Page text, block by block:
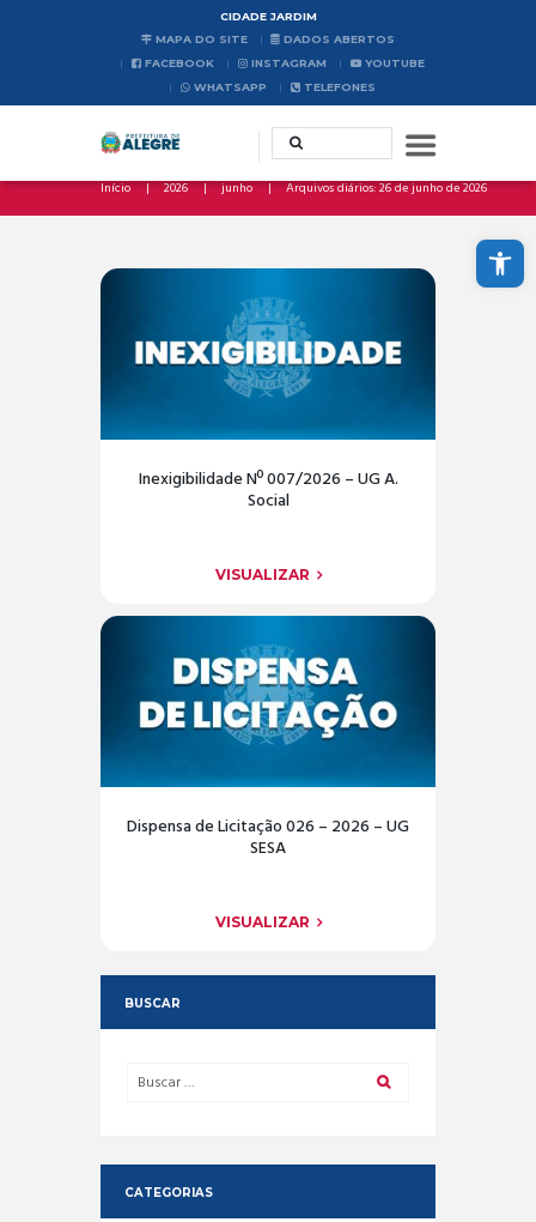
Abrir a barra de ferramentas
CIDADE JARDIM
MAPA DO SITE
DADOS ABERTOS
FACEBOOK
INSTAGRAM
YOUTUBE
WHATSAPP
TELEFONES
Início 2026 junho Arquivos diários: 26 de junho de 2026
Inexigibilidade Nº 007/2026 – UG A.
Social
VISUALIZAR
Dispensa de Licitação 026 – 2026 – UG
SESA
VISUALIZAR
BUSCAR
CATEGORIAS